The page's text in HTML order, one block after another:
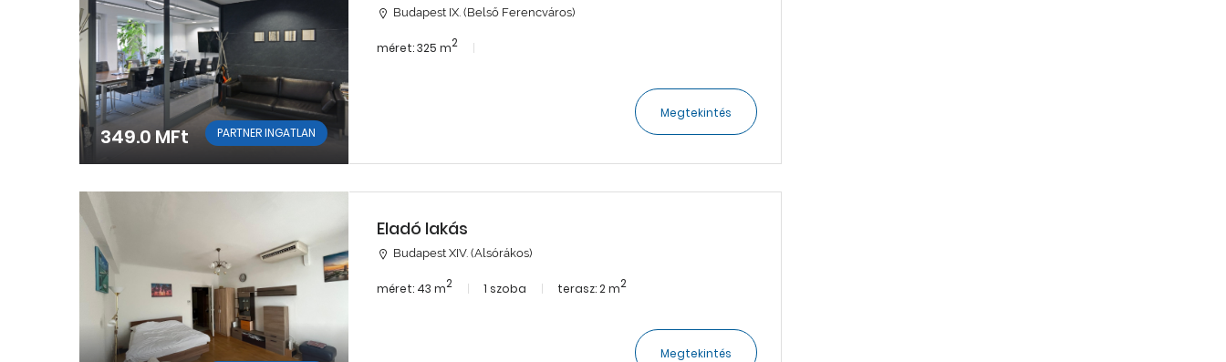
349.0 MFt PARTNER INGATLAN
Budapest IX. (Belső Ferencváros)
méret: 325 m2
Megtekintés
Eladó lakás
Budapest XIV. (Alsórákos)
méret: 43 m2 1 szoba terasz: 2 m2
Megtekintés